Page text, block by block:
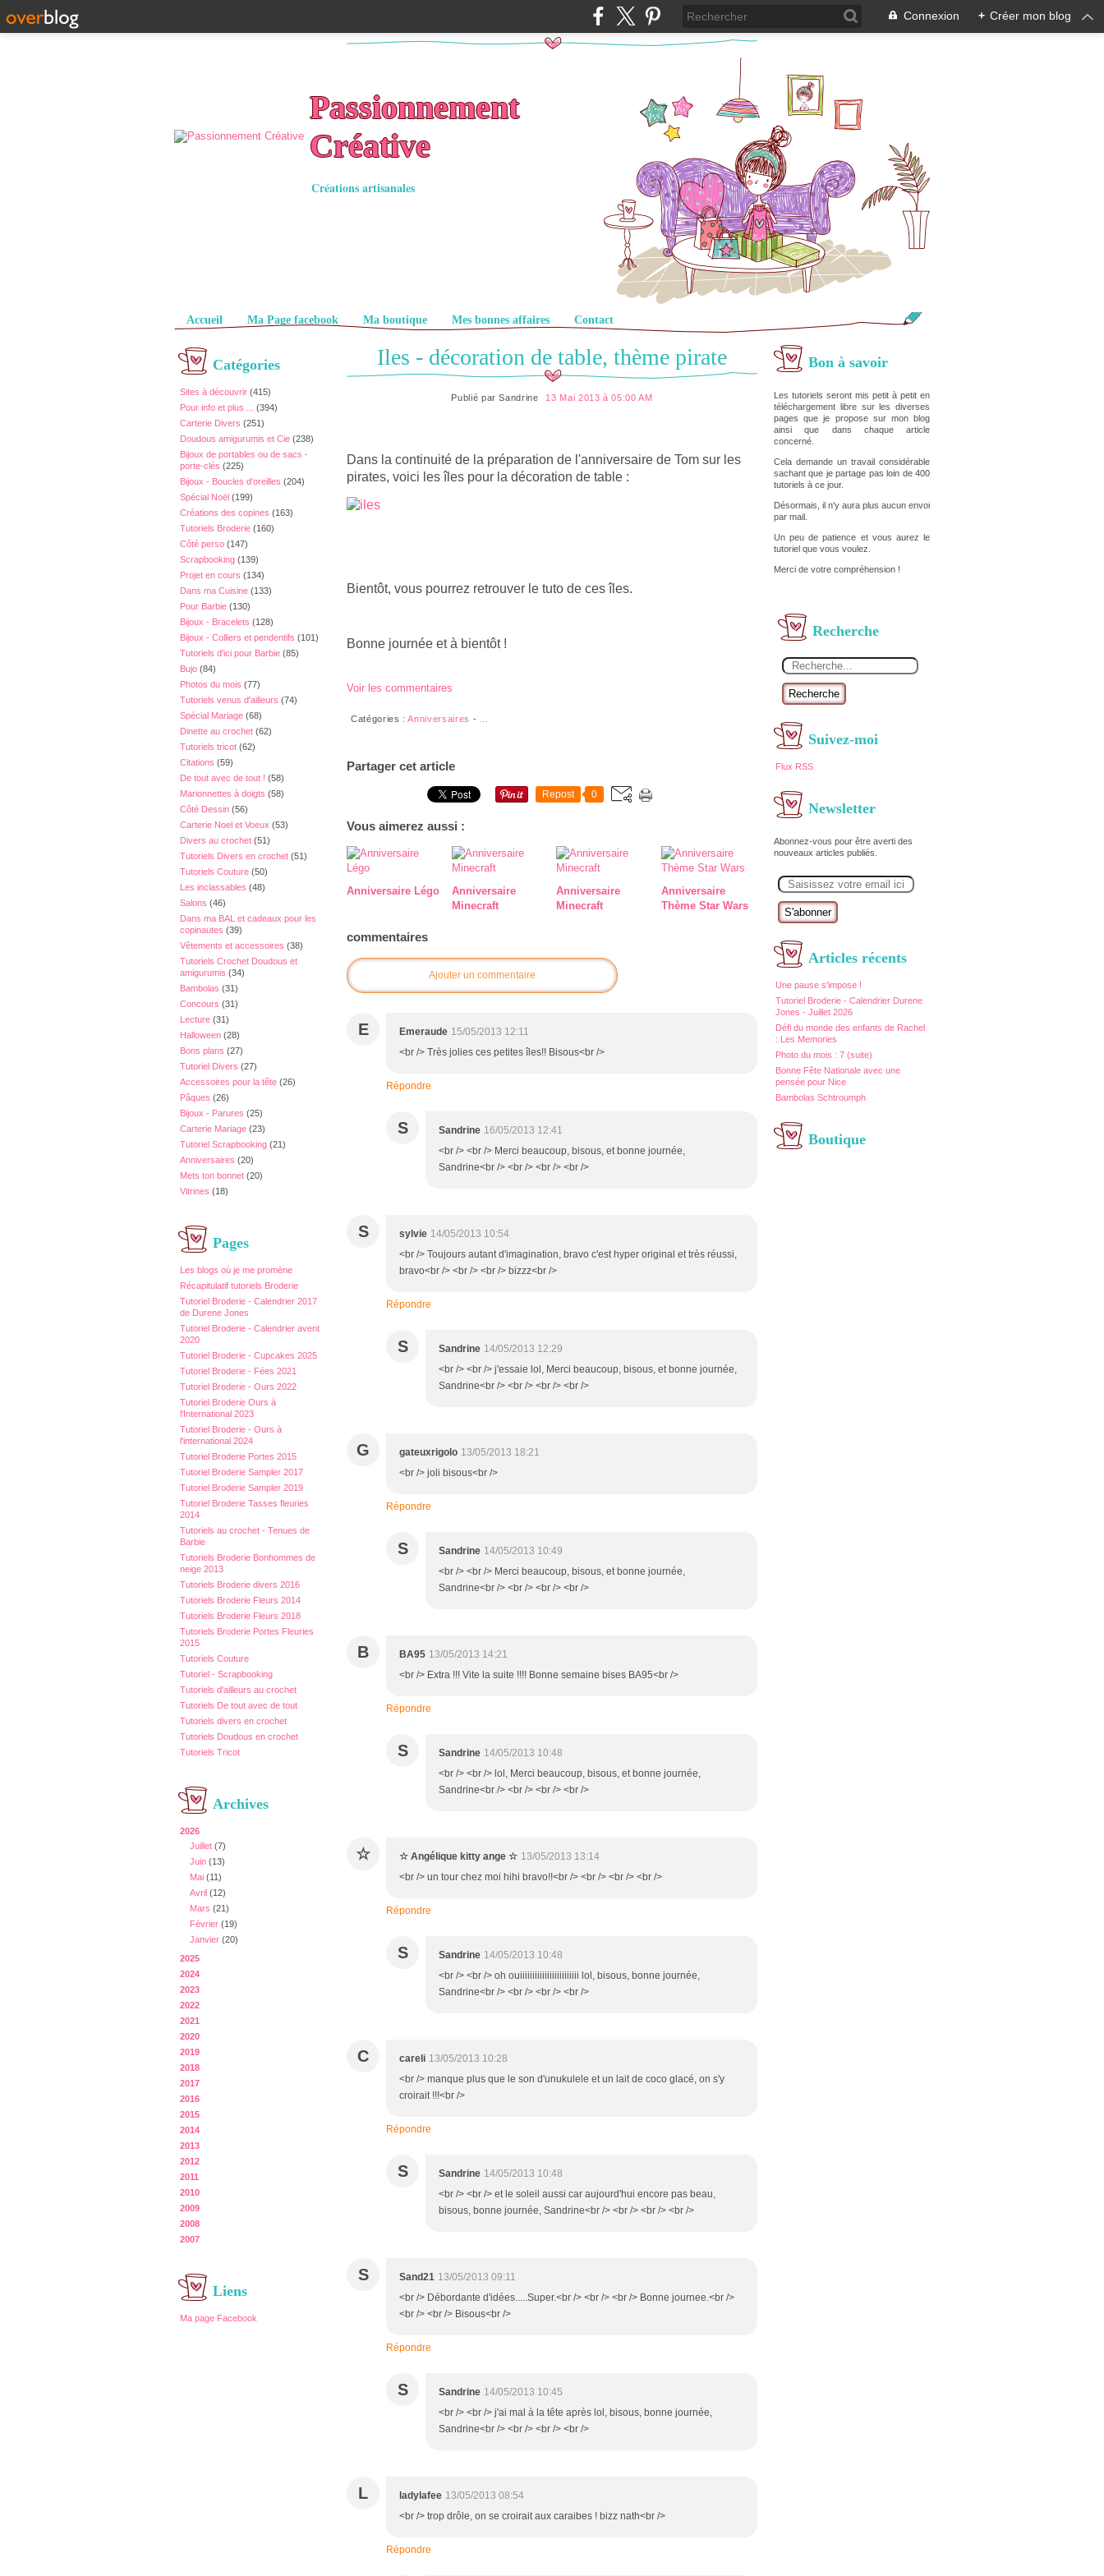
Connexion + Créer mon blog
Passionnement
Créative
Créations artisanales
Pages
Accueil Ma Page facebook Ma boutique Mes bonnes affaires Contact
Catégories
Sites à découvrir (415)
Pour info et plus ...
(394)
Carterie Divers (251)
Doudous amigurumis et Cie (238)
Bijoux de portables ou de sacs -
porte-clés (225)
Bijoux - Boucles d'oreilles (204)
Spécial Noël (199)
Créations des copines (163)
Tutoriels Broderie (160)
Côté perso (147)
Scrapbooking (139)
Projet en cours (134)
Dans ma Cuisine (133)
Pour Barbie (130)
Bijoux - Bracelets (128)
Bijoux - Colliers et pendentifs (101)
Tutoriels d'ici pour Barbie (85)
Bujo (84)
Photos du mois (77)
Tutoriels venus d'ailleurs (74)
Spécial Mariage (68)
Dinette au crochet (62)
Tutoriels tricot (62)
Citations (59)
De tout avec de tout ! (58)
Marionnettes à doigts (58)
Côté Dessin (56)
Carterie Noel et Voeux (53)
Divers au crochet (51)
Tutoriels Divers en crochet (51)
Tutoriels Couture (50)
Les inclassables (48)
Salons (46)
Dans ma BAL et cadeaux pour les
copinautes (39)
Vêtements et accessoires (38)
Tutoriels Crochet Doudous et
amigurumis (34)
Bambolas (31)
Concours (31)
Lecture (31)
Halloween (28)
Bons plans (27)
Tutoriel Divers (27)
Accessoires pour la tête (26)
Pâques (26)
Bijoux - Parures (25)
Carterie Mariage (23)
Tutoriel Scrapbooking (21)
Anniversaires (20)
Mets ton bonnet (20)
Vitrines (18)
Pages
Les blogs où je me promène
Récapitulatif tutoriels Broderie
Tutoriel Broderie - Calendrier 2017
de Durene Jones
Tutoriel Broderie - Calendrier avent
2020
Tutoriel Broderie - Cupcakes 2025
Tutoriel Broderie - Fées 2021
Tutoriel Broderie - Ours 2022
Tutoriel Broderie Ours à
l'International 2023
Tutoriel Broderie - Ours à
l'international 2024
Tutoriel Broderie Portes 2015
Tutoriel Broderie Sampler 2017
Tutoriel Broderie Sampler 2019
Tutoriel Broderie Tasses fleuries
2014
Tutoriels au crochet - Tenues de
Barbie
Tutoriels Broderie Bonhommes de
neige 2013
Tutoriels Broderie divers 2016
Tutoriels Broderie Fleurs 2014
Tutoriels Broderie Fleurs 2018
Tutoriels Broderie Portes Fleuries
2015
Tutoriels Couture
Tutoriel - Scrapbooking
Tutoriels d'ailleurs au crochet
Tutoriels De tout avec de tout
Tutoriels divers en crochet
Tutoriels Doudous en crochet
Tutoriels Tricot
Archives
2026
Juillet (7)
Juin (13)
Mai (11)
Avril (12)
Mars (21)
Février (19)
Janvier (20)
2025
2024
2023
2022
2021
2020
2019
2018
2017
2016
2015
2014
2013
2012
2011
2010
2009
2008
2007
Liens
Ma page Facebook
Bon à savoir
Les tutoriels seront mis petit à petit en
téléchargement libre sur les diverses
pages que je propose sur mon blog
ainsi que dans chaque article
concerné.
Cela demande un travail considérable
sachant que je partage pas loin de 400
tutoriels à ce jour.
Désormais, il n'y aura plus aucun envoi
par mail.
Un peu de patience et vous aurez le
tutoriel que vous voulez.
Merci de votre compréhension !
Recherche
Recherche
Suivez-moi
Flux RSS
Newsletter
Abonnez-vous pour être averti des
nouveaux articles publiés.
m
Articles récents
Une pause s'impose !
Tutoriel Broderie - Calendrier Durene
Jones - Juillet 2026
Défi du monde des enfants de Rachel
: Les Memories
Photo du mois : 7 (suite)
Bonne Fête Nationale avec une
pensée pour Nice
Bambolas Schtroumph
Boutique
Iles - décoration de table, thème pirate
Publié parSandrine 13 Mai 2013 à 05:00 AM
Dans la continuité de la préparation de l'anniversaire de Tom sur les
pirates, voici les îles pour la décoration de table :
Bientôt, vous pourrez retrouver le tuto de ces îles.
Bonne journée et à bientôt !
Voir les commentaires
Catégories :Anniversaires -
Partager cet article
Repost 0
Vous aimerez aussi :
Anniversaire Légo
Anniversaire
Minecraft
Anniversaire
Minecraft
Anniversaire
Thème Star Wars
commentaires
Ajouter un commentaire
E Emeraude 15/05/2013 12:11
<br /> Très jolies ces petites îles!! Bisous<br />
Répondre
S Sandrine 16/05/2013 12:41
<br /> <br /> Merci beaucoup, bisous, et bonne journée,
Sandrine<br /> <br /> <br /> <br />
S sylvie 14/05/2013 10:54
<br /> Toujours autant d'imagination, bravo c'est hyper original et très réussi,
bravo<br /> <br /> <br /> bizzz<br />
Répondre
S Sandrine 14/05/2013 12:29
<br /> <br /> j'essaie lol, Merci beaucoup, bisous, et bonne journée,
Sandrine<br /> <br /> <br /> <br />
G gateuxrigolo 13/05/2013 18:21
<br /> joli bisous<br />
Répondre
S Sandrine 14/05/2013 10:49
<br /> <br /> Merci beaucoup, bisous, et bonne journée,
Sandrine<br /> <br /> <br /> <br />
B BA95 13/05/2013 14:21
<br /> Extra !!! Vite la suite !!!! Bonne semaine bises BA95<br />
Répondre
S Sandrine 14/05/2013 10:48
<br /> <br /> lol, Merci beaucoup, bisous, et bonne journée,
Sandrine<br /> <br /> <br /> <br />
☆ ☆ Angélique kitty ange ☆ 13/05/2013 13:14
<br /> un tour chez moi hihi bravo!!<br /> <br /> <br /> <br />
Répondre
S Sandrine 14/05/2013 10:48
<br /> <br /> oh ouiiiiiiiiiiiiiiiiiiiiiiii lol, bisous, bonne journée,
Sandrine<br /> <br /> <br /> <br />
C careli 13/05/2013 10:28
<br /> manque plus que le son d'unukulele et un lait de coco glacé, on s'y
croirait !!!<br />
Répondre
S Sandrine 14/05/2013 10:48
<br /> <br /> et le soleil aussi car aujourd'hui encore pas beau,
bisous, bonne journée, Sandrine<br /> <br /> <br /> <br />
S Sand21 13/05/2013 09:11
<br /> Débordante d'idées.....Super.<br /> <br /> <br /> Bonne journee.<br />
<br /> <br /> Bisous<br />
Répondre
S Sandrine 14/05/2013 10:45
<br /> <br /> j'ai mal à la tête après lol, bisous, bonne journée,
Sandrine<br /> <br /> <br /> <br />
L ladylafee 13/05/2013 08:54
<br /> trop drôle, on se croirait aux caraibes ! bizz nath<br />
Répondre